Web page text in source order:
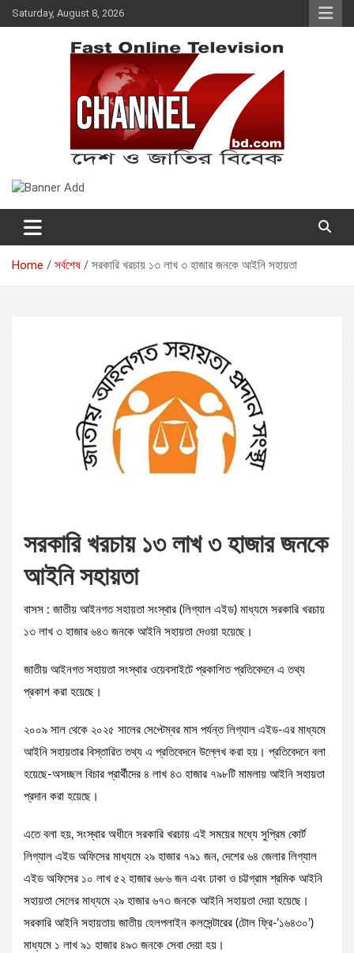
Skip
to
Saturday, August 8, 2026
Fast Online Television –
CHANNEL7BD.COM
Home সর্বশেষ সরকারি খরচায় ১৩ লাখ ৩ হাজার জনকে আইনি সহায়তা
সরকারি খরচায় ১৩ লাখ ৩ হাজার জনকে
আইনি সহায়তা
বাসস : জাতীয় আইনগত সহায়তা সংস্থার (লিগ্যাল এইড) মাধ্যমে সরকারি খরচায়
১৩ লাখ ৩ হাজার ৬৪৩ জনকে আইনি সহায়তা দেওয়া হয়েছে।
জাতীয় আইনগত সহায়তা সংস্থার ওয়েবসাইটে প্রকাশিত প্রতিবেদনে এ তথ্য
প্রকাশ করা হয়েছে।
২০০৯ সাল থেকে ২০২৫ সালের সেপ্টেম্বর মাস পর্যন্ত লিগ্যাল এইড-এর মাধ্যমে
আইনি সহায়তার বিস্তারিত তথ্য এ প্রতিবেদনে উল্লেখ করা হয়। প্রতিবেদনে বলা
হয়েছে-অসচ্ছল বিচার প্রার্থীদের ৪ লাখ ৪৩ হাজার ৭৯৮টি মামলায় আইনি সহায়তা
প্রদান করা হয়েছে।
এতে বলা হয়, সংস্থার অধীনে সরকারি খরচায় এই সময়ের মধ্যে সুপ্রিম কোর্ট
লিগ্যাল এইড অফিসের মাধ্যমে ২৯ হাজার ৭৯১ জন, দেশের ৬৪ জেলার লিগ্যাল
এইড অফিসের ১০ লাখ ৫২ হাজার ৬৮৬ জন এবং ঢাকা ও চট্টগ্রাম শ্রমিক আইনি
সহায়তা সেলের মাধ্যমে ২৯ হাজার ৬৭৩ জনকে আইনি সহায়তা দেয়া হয়েছে।
সরকারি আইনি সহায়তায় জাতীয় হেলপলাইন কলসেন্টারের (টোল ফ্রি-’১৬৪৩০’)
মাধ্যমে ১ লাখ ৯১ হাজার ৪৯৩ জনকে সেবা দেয়া হয়।